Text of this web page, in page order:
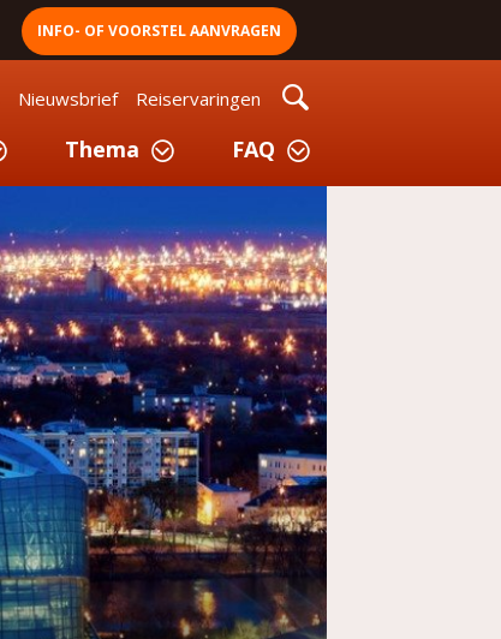
INFO- OF VOORSTEL AANVRAGEN
Nieuwsbrief Reiservaringen
Thema FAQ